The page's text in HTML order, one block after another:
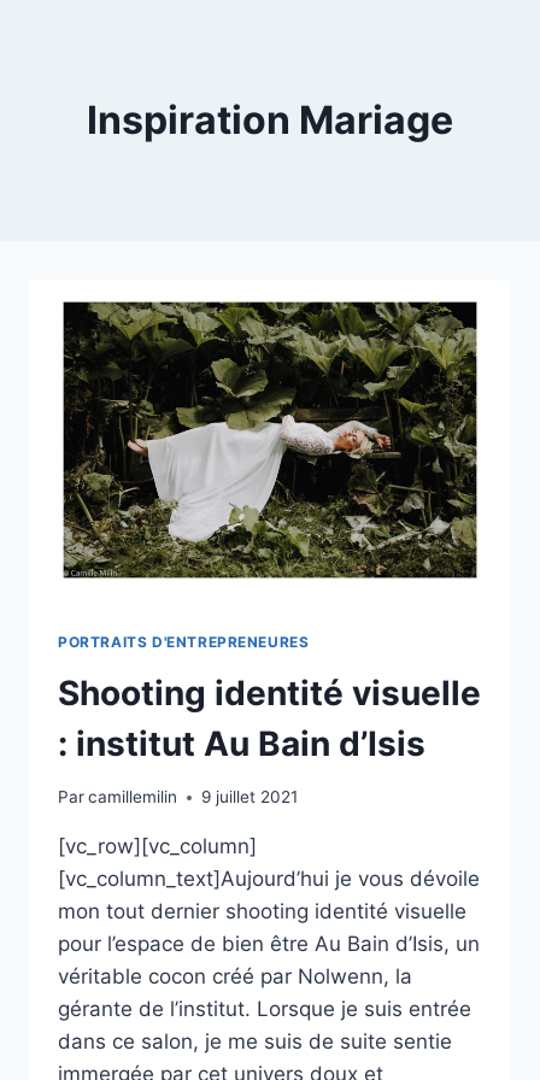
Inspiration Mariage
PORTRAITS D'ENTREPRENEURES
Shooting identité visuelle
: institut Au Bain d’Isis
Parcamillemilin 9 juillet 2021
[vc_row][vc_column]
[vc_column_text]Aujourd’hui je vous dévoile
mon tout dernier shooting identité visuelle
pour l’espace de bien être Au Bain d’Isis, un
véritable cocon créé par Nolwenn, la
gérante de l’institut. Lorsque je suis entrée
dans ce salon, je me suis de suite sentie
immergée par cet univers doux et